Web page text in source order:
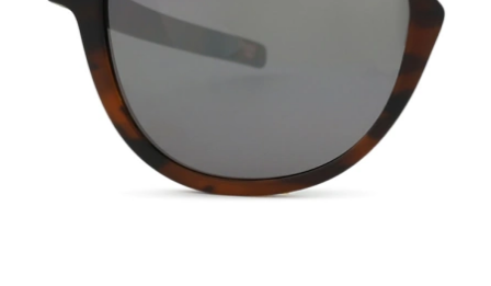
44 mm
Glashoogte
53 mm
Glasbreedte